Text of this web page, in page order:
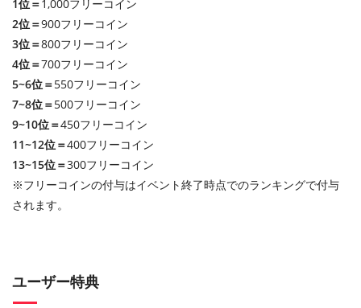
1位＝1,000フリーコイン
2位＝900フリーコイン
3位＝800フリーコイン
4位＝700フリーコイン
5~6位＝550フリーコイン
7~8位＝500フリーコイン
9~10位＝450フリーコイン
11~12位＝400フリーコイン
13~15位＝300フリーコイン
※フリーコインの付与はイベント終了時点でのランキングで付与
されます。
ユーザー特典